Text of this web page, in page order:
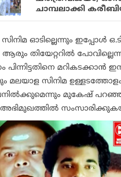
ചാമ്പലാക്കി
ഓടില്ലെന്നും ഇപ്പോൾ
ആരും തിയേറ്ററിൽ
മറികടക്കാൻ
മലയാള സിനിമ
മുകേഷ്